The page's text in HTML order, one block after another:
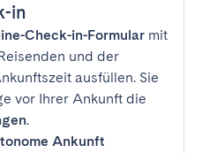
in
Check-in-Formular mit
und der
ausfüllen. Sie
vor Ihrer Ankunft die
.
Ankunft